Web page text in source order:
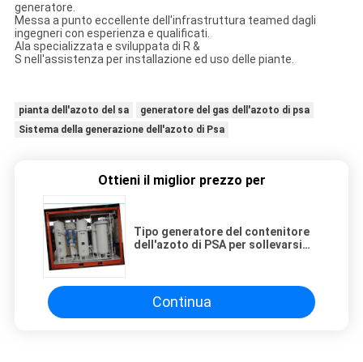
generatore.
Messa a punto eccellente dell'infrastruttura teamed dagli
ingegneri con esperienza e qualificati.
Ala specializzata e sviluppata di R &
S nell'assistenza per installazione ed uso delle piante.
pianta dell'azoto del sa
generatore del gas dell'azoto di psa
Sistema della generazione dell'azoto di Psa
Ottieni il miglior prezzo per
Tipo generatore del contenitore
dell'azoto di PSA per sollevarsi
Continua